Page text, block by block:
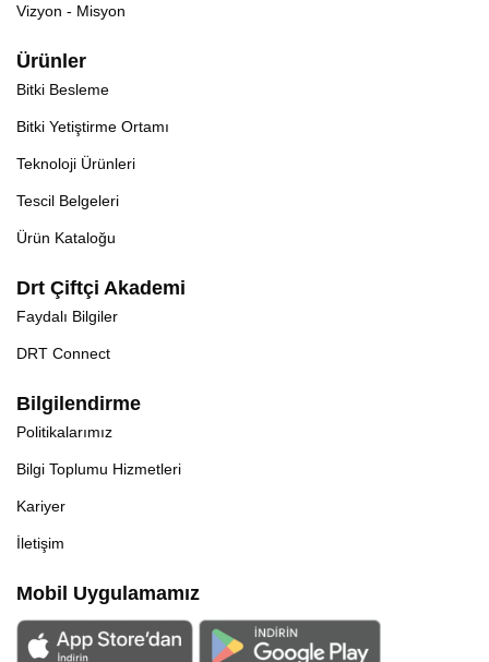
Vizyon - Misyon
Ürünler
Bitki Besleme
Bitki Yetiştirme Ortamı
Teknoloji Ürünleri
Tescil Belgeleri
Ürün Kataloğu
Drt Çiftçi Akademi
Faydalı Bilgiler
DRT Connect
Bilgilendirme
Politikalarımız
Bilgi Toplumu Hizmetleri
Kariyer
İletişim
Mobil Uygulamamız